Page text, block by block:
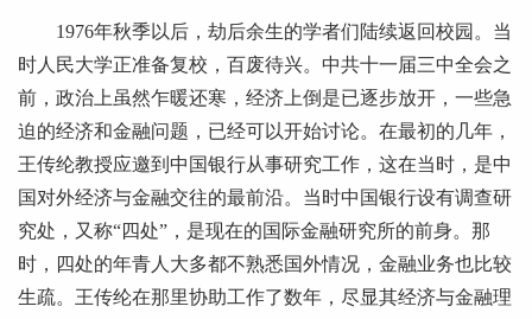
1976年秋季以后，劫后余生的学者们陆续返回校园。当
时人民大学正准备复校，百废待兴。中共十一届三中全会之
前，政治上虽然乍暖还寒，经济上倒是已逐步放开，一些急
迫的经济和金融问题，已经可以开始讨论。在最初的几年，
王传纶教授应邀到中国银行从事研究工作，这在当时，是中
国对外经济与金融交往的最前沿。当时中国银行设有调查研
究处，又称“四处”，是现在的国际金融研究所的前身。那
时，四处的年青人大多都不熟悉国外情况，金融业务也比较
生疏。王传纶在那里协助工作了数年，尽显其经济与金融理